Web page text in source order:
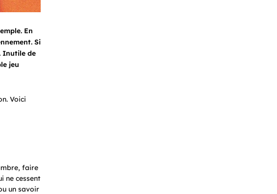
En
Si
Inutile de
jeu
Voici
faire
ne cessent
un savoir